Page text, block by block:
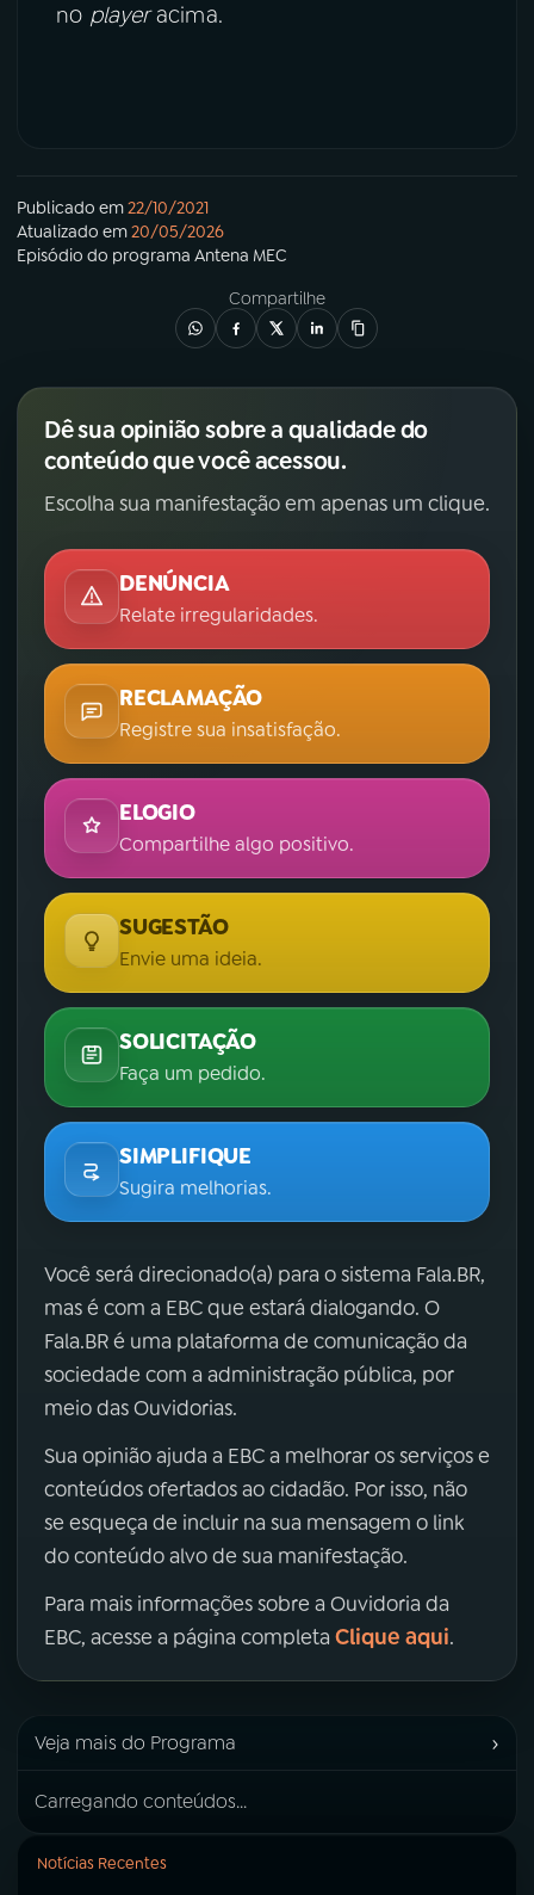
no playeracima.
Publicado em22/10/2021
Atualizado em20/05/2026
Episódio do programa Antena MEC
Compartilhe
Dê sua opinião sobre a qualidade do
conteúdo que você acessou.
Escolha sua manifestação em apenas um clique.
DENÚNCIA
Relate irregularidades.
RECLAMAÇÃO
Registre sua insatisfação.
ELOGIO
Compartilhe algo positivo.
SUGESTÃO
Envie uma ideia.
SOLICITAÇÃO
Faça um pedido.
SIMPLIFIQUE
Sugira melhorias.
Você será direcionado(a) para o sistema Fala.BR,
mas é com a EBC que estará dialogando. O
Fala.BR é uma plataforma de comunicação da
sociedade com a administração pública, por
meio das Ouvidorias.
Sua opinião ajuda a EBC a melhorar os serviços e
conteúdos ofertados ao cidadão. Por isso, não
se esqueça de incluir na sua mensagem o link
do conteúdo alvo de sua manifestação.
Para mais informações sobre a Ouvidoria da
EBC, acesse a página completa Clique aqui.
Veja mais do Programa ›
Carregando conteúdos...
Notícias Recentes